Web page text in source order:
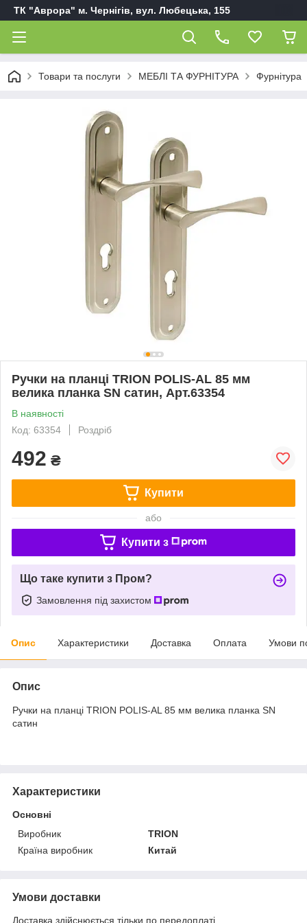
ТК "Аврора" м. Чернігів, вул. Любецька, 155
Товари та послуги МЕБЛІ ТА ФУРНІТУРА Фурнітура
Ручки на планці TRION POLIS-AL 85 мм
велика планка SN сатин, Арт.63354
В наявності
Код: 63354
Роздріб
492 ₴
Купити
або
Купити з
Що таке купити з Пром?
Замовлення під захистом
Опис Характеристики Доставка Оплата Умови
Опис
Ручки на планці TRION POLIS-AL 85 мм велика планка SN
сатин
Характеристики
Основні
Виробник
TRION
Країна виробник
Китай
Умови доставки
Доставка здійснюється тільки по передоплаті.